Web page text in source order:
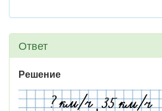
Ответ
Решение